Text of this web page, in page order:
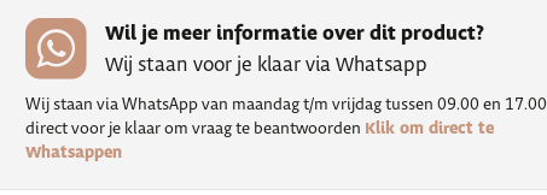
Wil je meer informatie over dit product?
Wij staan voor je klaar via Whatsapp
Wij staan via WhatsApp van maandag t/m vrijdag tussen 09.00 en 17.00
direct voor je klaar om vraag te beantwoorden Klik om direct te
Whatsappen